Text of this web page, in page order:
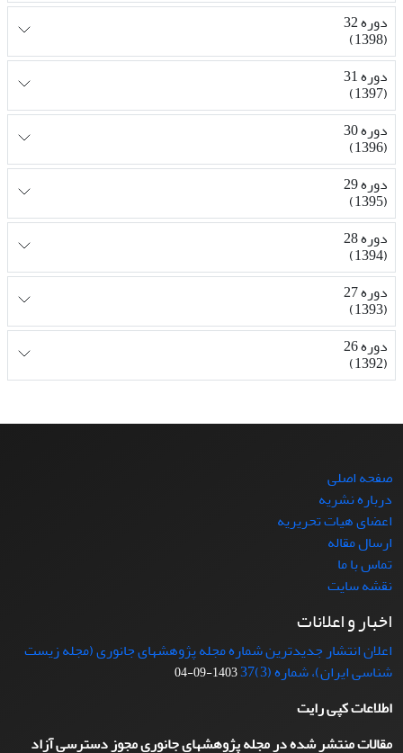
دوره 32
(1398)
دوره 31
(1397)
دوره 30
(1396)
دوره 29
(1395)
دوره 28
(1394)
دوره 27
(1393)
دوره 26
(1392)
صفحه اصلی
درباره نشریه
اعضای هیات تحریریه
ارسال مقاله
تماس با ما
نقشه سایت
اخبار و اعلانات
اعلان انتشار جدیدترین شماره مجله پژوهشهای جانوری (مجله زیست
شناسی ایران)، شماره (3)37
1403-09-04
اطلاعات کپی رایت
مقالات منتشر شده در مجله پژوهشهای جانوری مجوز دسترسی آزاد